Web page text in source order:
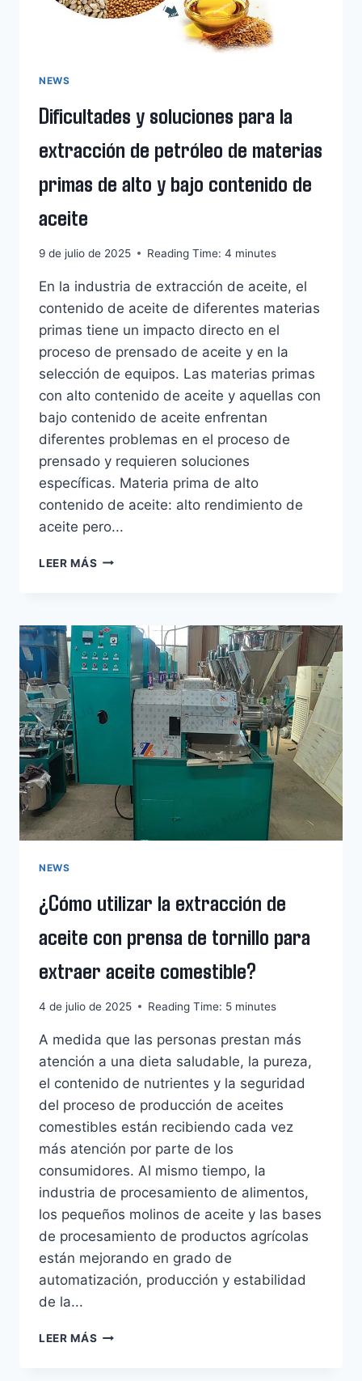
DE
NEWS
Dificultades y soluciones para la
extracción de petróleo de materias
primas de alto y bajo contenido de
aceite
9 de julio de 2025 Reading Time: 4 minutes
En la industria de extracción de aceite, el
contenido de aceite de diferentes materias
primas tiene un impacto directo en el
proceso de prensado de aceite y en la
selección de equipos. Las materias primas
con alto contenido de aceite y aquellas con
bajo contenido de aceite enfrentan
diferentes problemas en el proceso de
prensado y requieren soluciones
específicas. Materia prima de alto
contenido de aceite: alto rendimiento de
aceite pero...
LEER MÁS DIFICULTADES
LA
EXTRACCIÓN
DE
PETRÓLEO
MATERIAS
PRIMAS
BAJO
CONTENIDO
DE
NEWS
¿Cómo utilizar la extracción de
aceite con prensa de tornillo para
extraer aceite comestible?
4 de julio de 2025 Reading Time: 5 minutes
A medida que las personas prestan más
atención a una dieta saludable, la pureza,
el contenido de nutrientes y la seguridad
del proceso de producción de aceites
comestibles están recibiendo cada vez
más atención por parte de los
consumidores. Al mismo tiempo, la
industria de procesamiento de alimentos,
los pequeños molinos de aceite y las bases
de procesamiento de productos agrícolas
están mejorando en grado de
automatización, producción y estabilidad
de la...
LEER MÁS ¿CÓMO